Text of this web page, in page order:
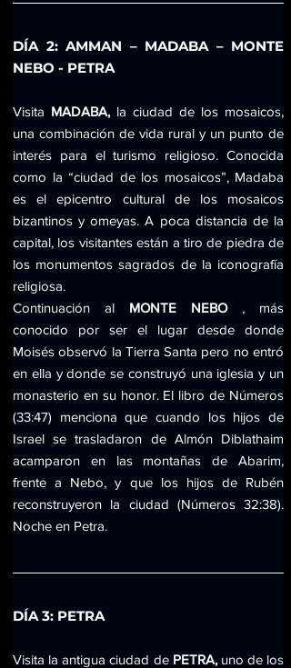
DÍA 2: AMMAN – MADABA – MONTE
NEBO - PETRA
Visita MADABA, la ciudad de los mosaicos,
una combinación de vida rural y un punto de
interés para el turismo religioso. Conocida
como la “ciudad de los mosaicos”, Madaba
es el epicentro cultural de los mosaicos
bizantinos y omeyas. A poca distancia de la
capital, los visitantes están a tiro de piedra de
los monumentos sagrados de la iconografía
religiosa.
Continuación al MONTE NEBO , más
conocido por ser el lugar desde donde
Moisés observó la Tierra Santa pero no entró
en ella y donde se construyó una iglesia y un
monasterio en su honor. El libro de Números
(33:47) menciona que cuando los hijos de
Israel se trasladaron de Almón Diblathaim
acamparon en las montañas de Abarim,
frente a Nebo, y que los hijos de Rubén
reconstruyeron la ciudad (Números 32:38).
Noche en Petra.
DÍA 3: PETRA
Visita la antigua ciudad de PETRA, uno de los